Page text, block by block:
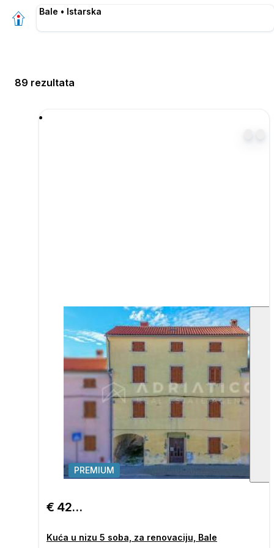
Bale • Istarska
89 rezultata
PREMIUM
€ 420.000
Kuća u nizu 5 soba, za renovaciju, Bale